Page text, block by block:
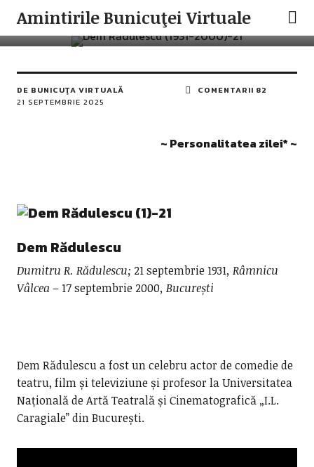
Amintirile Bunicuţei Virtuale
Dem Rădulescu
DE BUNICUŢA VIRTUALĂ
21 SEPTEMBRIE 2025
COMENTARII 82
~ Personalitatea zilei* ~
Dem Rădulescu
Dumitru R. Rădulescu; 21 septembrie 1931, Râmnicu
Vâlcea – 17 septembrie 2000, București
Dem Rădulescu a fost un celebru actor de comedie de
teatru, film și televiziune și profesor la Universitatea
Națională de Artă Teatrală și Cinematografică „I.L.
Caragiale” din București.